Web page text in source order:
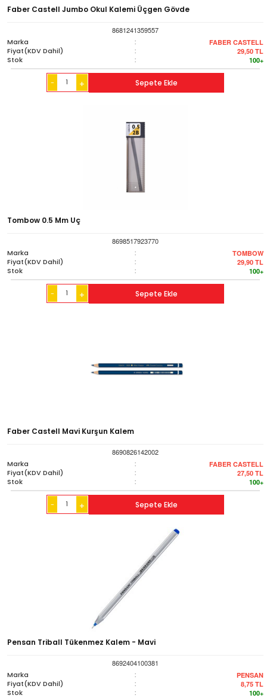
Faber Castell Jumbo Okul Kalemi Üçgen Gövde
8681241359557
Marka
: FABER CASTELL
Fiyat(KDV Dahil) : 29,50 TL
Stok : 100+
- + Sepete Ekle
Tombow 0.5 Mm Uç
8698517923770
Marka
: TOMBOW
Fiyat(KDV Dahil) : 29,90 TL
Stok : 100+
- + Sepete Ekle
Faber Castell Mavi Kurşun Kalem
8690826142002
Marka
: FABER CASTELL
Fiyat(KDV Dahil) : 27,50 TL
Stok : 100+
- + Sepete Ekle
Pensan Triball Tükenmez Kalem - Mavi
8692404100381
Marka
: PENSAN
Fiyat(KDV Dahil) : 8,75 TL
Stok : 100+